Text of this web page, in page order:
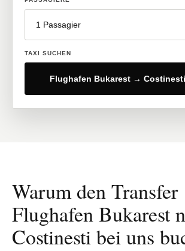
TAXI SUCHEN
Flughafen Bukarest →
Warum den Transfer
Flughafen Bukarest
Costinesti bei uns